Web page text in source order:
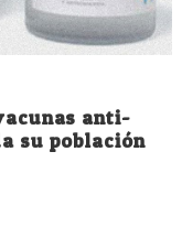
anti-
su población